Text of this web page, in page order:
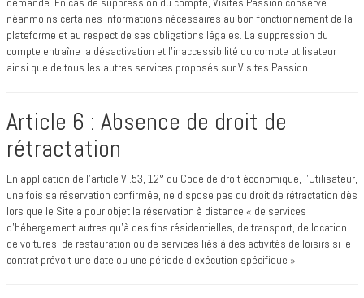
néanmoins certaines informations nécessaires au bon fonctionnement de la
plateforme et au respect de ses obligations légales. La suppression du
compte entraîne la désactivation et l’inaccessibilité du compte utilisateur
ainsi que de tous les autres services proposés sur Visites Passion.
Article 6 : Absence de droit de
rétractation
En application de l’article VI.53, 12° du Code de droit économique, l’Utilisateur,
une fois sa réservation confirmée, ne dispose pas du droit de rétractation dès
lors que le Site a pour objet la réservation à distance « de services
d'hébergement autres qu'à des fins résidentielles, de transport, de location
de voitures, de restauration ou de services liés à des activités de loisirs si le
contrat prévoit une date ou une période d'exécution spécifique ».